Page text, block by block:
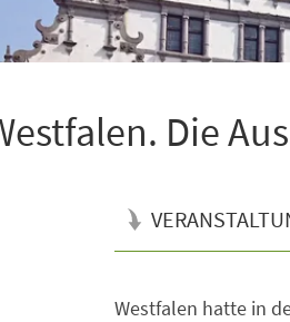
Die
Westfalen hatte in